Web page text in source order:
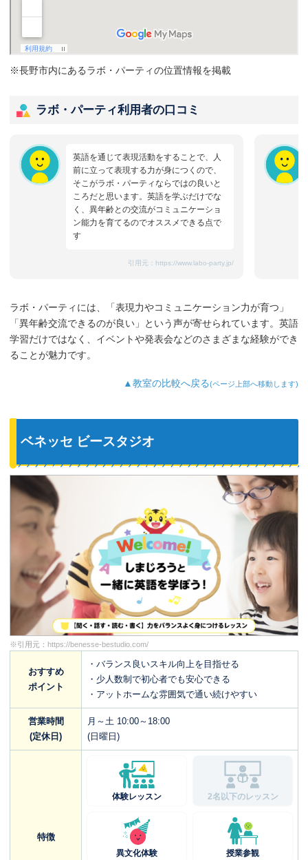
※長野市内にあるラボ・パーティの位置情報を掲載
ラボ・パーティ利用者の口コミ
英語を通じて表現活動をすることで、人
前に立って表現する力が身につくので、
そこがラボ・パーティならではの良いと
ころだと思います。英語を学ぶだけでな
く、異年齢との交流がコミュニケーショ
ン能力を育てるのでオススメできる点で
す
引用元： https://www.labo-party.jp/
ラボ・パーティには、「表現力やコミュニケーション力が育つ」
「異年齢交流できるのが良い」という声が寄せられています。英語
学習だけではなく、イベントや発表会などのさまざまな経験ができ
ることが魅力です。
▲教室の比較へ戻る(ページ上部へ移動します)
ベネッセ ビースタジオ
※引用元： https://benesse-bestudio.com/
おすすめ
ポイント
・バランス良いスキル向上を目指せる
・少人数制で初心者でも安心できる
・アットホームな雰囲気で通い続けやすい
営業時間
(定休日)
月～土 10:00～18:00
(日曜日)
特徴
体験レッスン 2名以下のレッスン
異文化体験 授業参観